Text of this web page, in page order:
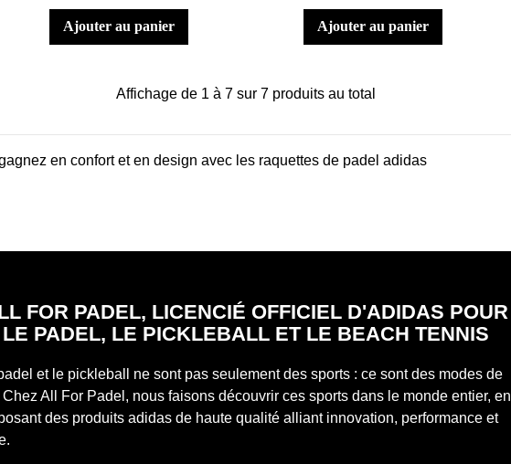
ajouter au panier ajouter au panier
Affichage de 1 à 7 sur 7 produits au total
en confort et en design avec les raquettes de padel adidas
FOR PADEL, LICENCIÉ OFFICIEL D'ADIDAS POUR
LE PADEL, LE PICKLEBALL ET LE BEACH TENNIS
et le pickleball ne sont pas seulement des sports : ce sont des modes de
All For Padel, nous faisons découvrir ces sports dans le monde entier, en
des produits adidas de haute qualité alliant innovation, performance et